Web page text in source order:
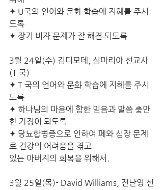
✦ U국의 언어와 문화 학습에 지혜를 주시
도록
✦ 장기 비자 문제가 잘 해결 되도록
3월 24일(수) 김디모데, 심마리아 선교사
(T 국)
✦ T 국의 언어와 문화 학습에 지혜를 주시
도록
✦ 하나님의 마음에 합한 믿음과 말씀 충만
한 가정이 되도록
✦ 당뇨합병증으로 인하여 폐와 심장 문제
로 건강의 어려움을 겪고
있는 아버지의 회복을 위해서.
3월 25일(목)- David Williams, 전난영 선